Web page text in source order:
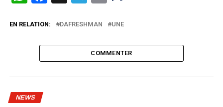
EN RELATION: DAFRESHMAN UNE
COMMENTER
NEWS